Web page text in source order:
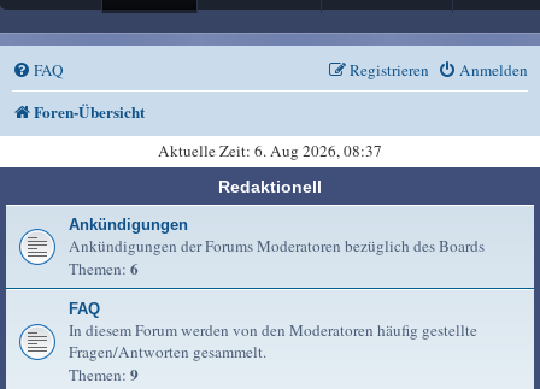
FAQ Anmelden
Registrieren
Foren-Übersicht
Aktuelle Zeit: 6. Aug 2026, 08:37
Redaktionell
Ankündigungen
Ankündigungen der Forums Moderatoren bezüglich des Boards
Themen: 6
FAQ
In diesem Forum werden von den Moderatoren häufig gestellte
Fragen/Antworten gesammelt.
Themen: 9